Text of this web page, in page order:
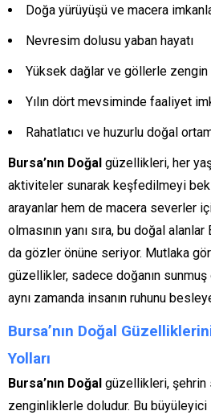
Doğa yürüyüşü ve macera
Nevresim dolusu yaban hayatı
Yüksek dağlar ve göllerle
Yılın dört mevsiminde faaliyet
Rahatlatıcı ve huzurlu doğal
Bursa’nın Doğal güzellikleri, her
aktiviteler sunarak keşfedilmeyi
arayanlar hem de macera severler
olmasının yanı sıra, bu doğal alanlar
da gözler önüne seriyor. Mutlaka
güzellikler, sadece doğanın
aynı zamanda insanın ruhunu
Bursa’nın Doğal
Yolları
Bursa’nın Doğal güzellikleri, şehrin
zenginliklerle doludur. Bu